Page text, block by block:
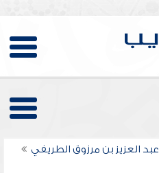
عبد العزيز بن مرزوق الطريفي